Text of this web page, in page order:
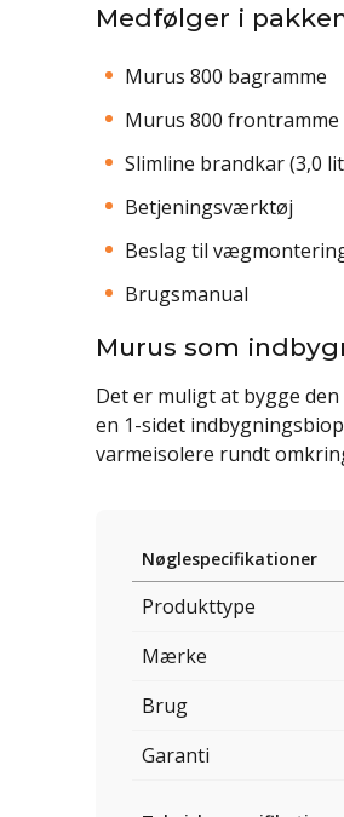
Medfølger i
Murus 800 bagramme
Murus 800 frontramme
Slimline brandkar (3,0
Betjeningsværktøj
Beslag til
Brugsmanual
Murus som
Det er muligt at bygge
en 1-sidet
varmeisolere rundt
Nøglespecifikationer
Produkttype
Mærke
Brug
Garanti